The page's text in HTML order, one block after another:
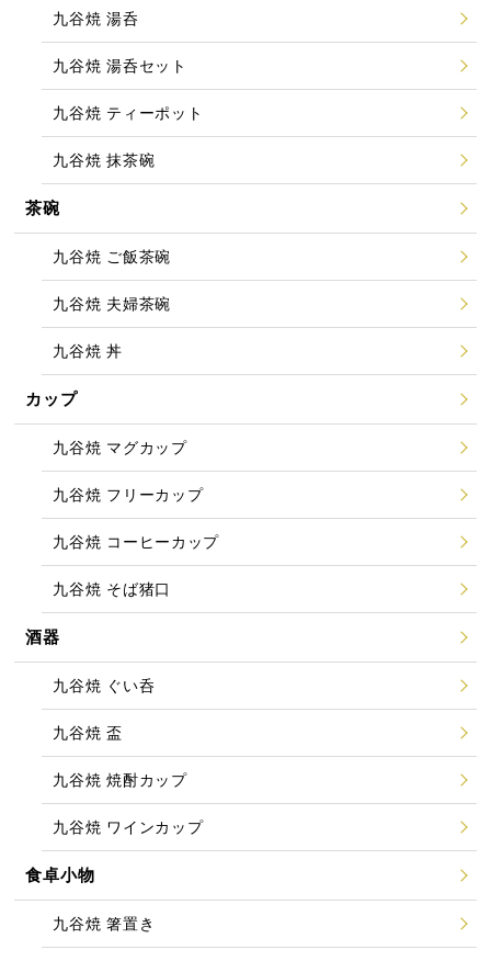
九谷焼 湯呑
九谷焼 湯呑セット
九谷焼 ティーポット
九谷焼 抹茶碗
茶碗
九谷焼 ご飯茶碗
九谷焼 夫婦茶碗
九谷焼 丼
カップ
九谷焼 マグカップ
九谷焼 フリーカップ
九谷焼 コーヒーカップ
九谷焼 そば猪口
酒器
九谷焼 ぐい呑
九谷焼 盃
九谷焼 焼酎カップ
九谷焼 ワインカップ
食卓小物
九谷焼 箸置き